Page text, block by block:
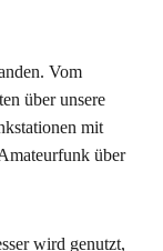
Vom
über unsere
mit
über
wird genutzt,